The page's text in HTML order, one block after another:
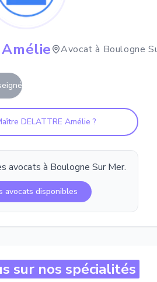
Avocat à Boulogne
DELATTRE Amélie ?
avocats à Boulogne Sur Mer.
avocats disponibles
sur nos spécialités